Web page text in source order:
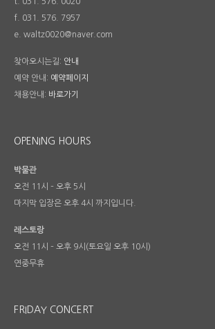
f. 031. 576. 7957
e. waltz0020@naver.com
찾아오시는길: 안내
예약 안내: 예약페이지
채용안내: 바로가기
OPENING HOURS
박물관
오전 11시 – 오후 5시
마지막 입장은 오후 4시 까지입니다.
레스토랑
오전 11시 – 오후 9시(토요일 오후 10시)
연중무휴
FRIDAY CONCERT